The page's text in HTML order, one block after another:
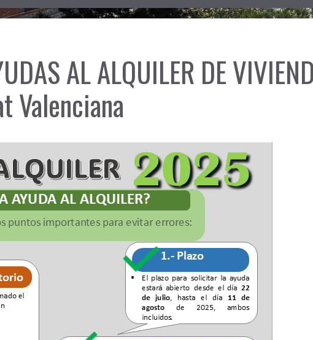
AL ALQUILER DE
Valenciana